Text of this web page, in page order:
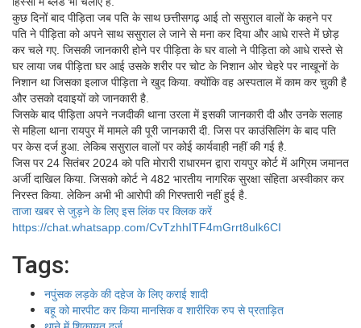
कुछ दिनों बाद पीड़िता जब पति के साथ छत्तीसगढ़ आई तो ससुराल वालों के कहने पर
पति ने पीड़िता को अपने साथ ससुराल ले जाने से मना कर दिया और आधे रास्ते में छोड़
कर चले गए. जिसकी जानकारी होने पर पीड़िता के घर वालो ने पीड़िता को आधे रास्ते से
घर लाया जब पीड़िता घर आई उसके शरीर पर चोट के निशान ओर चेहरे पर नाखूनों के
निशान था जिसका इलाज पीड़िता ने खुद किया. क्योंकि वह अस्पताल में काम कर चुकी है
और उसको दवाइयों को जानकारी है.
जिसके बाद पीड़िता अपने नजदीकी थाना उरला में इसकी जानकारी दी और उनके सलाह
से महिला थाना रायपुर में मामले की पूरी जानकारी दी. जिस पर काउंसिलिंग के बाद पति
पर केस दर्ज हुआ. लेकिब ससुराल वालों पर कोई कार्यवाही नहीं की गई है.
जिस पर 24 सितंबर 2024 को पति मोरारी राधारमन द्वारा रायपुर कोर्ट में अग्रिम जमानत
अर्जी दाखिल किया. जिसको कोर्ट ने 482 भारतीय नागरिक सुरक्षा संहिता अस्वीकार कर
निरस्त किया. लेकिन अभी भी आरोपी की गिरफ्तारी नहीं हुई है.
ताजा खबर से जुड़ने के लिए इस लिंक पर क्लिक करें
https://chat.whatsapp.com/CvTzhhITF4mGrrt8ulk6CI
Tags:
नपुंसक लड़के की दहेज के लिए कराई शादी
बहू को मारपीट कर किया मानसिक व शारीरिक रुप से प्रताड़ित